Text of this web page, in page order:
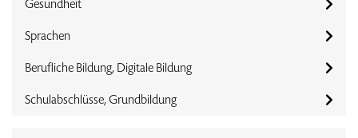
Gesundheit
Sprachen
Berufliche Bildung, Digitale Bildung
Schulabschlüsse, Grundbildung